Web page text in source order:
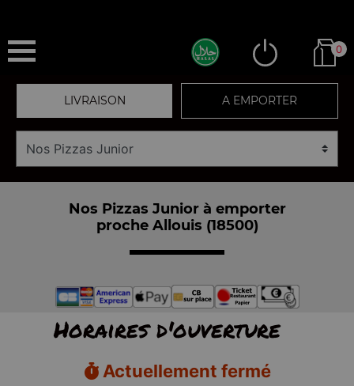
0
LIVRAISON A EMPORTER
Nos Pizzas Junior à emporter
proche Allouis (18500)
Horaires d'ouverture
Actuellement fermé